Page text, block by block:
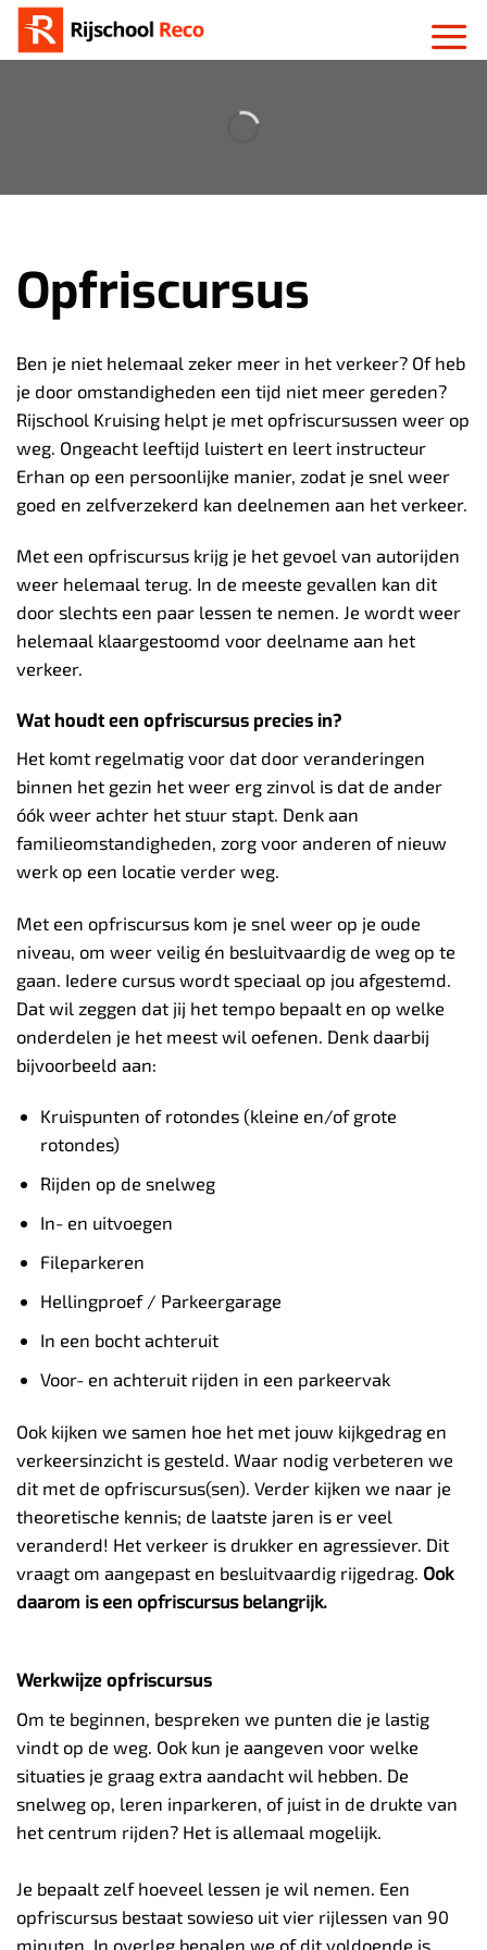
Ga
naar
Opfriscursus
Ben je niet helemaal zeker meer in het verkeer? Of heb
je door omstandigheden een tijd niet meer gereden?
Rijschool Kruising helpt je met opfriscursussen weer op
weg. Ongeacht leeftijd luistert en leert instructeur
Erhan op een persoonlijke manier, zodat je snel weer
goed en zelfverzekerd kan deelnemen aan het verkeer.
Met een opfriscursus krijg je het gevoel van autorijden
weer helemaal terug. In de meeste gevallen kan dit
door slechts een paar lessen te nemen. Je wordt weer
helemaal klaargestoomd voor deelname aan het
verkeer.
Wat houdt een opfriscursus precies in?
Het komt regelmatig voor dat door veranderingen
binnen het gezin het weer erg zinvol is dat de ander
óók weer achter het stuur stapt. Denk aan
familieomstandigheden, zorg voor anderen of nieuw
werk op een locatie verder weg.
Met een opfriscursus kom je snel weer op je oude
niveau, om weer veilig én besluitvaardig de weg op te
gaan. Iedere cursus wordt speciaal op jou afgestemd.
Dat wil zeggen dat jij het tempo bepaalt en op welke
onderdelen je het meest wil oefenen. Denk daarbij
bijvoorbeeld aan:
Kruispunten of rotondes (kleine en/of grote
rotondes)
Rijden op de snelweg
In- en uitvoegen
Fileparkeren
Hellingproef / Parkeergarage
In een bocht achteruit
Voor- en achteruit rijden in een parkeervak
Ook kijken we samen hoe het met jouw kijkgedrag en
verkeersinzicht is gesteld. Waar nodig verbeteren we
dit met de opfriscursus(sen). Verder kijken we naar je
theoretische kennis; de laatste jaren is er veel
veranderd! Het verkeer is drukker en agressiever. Dit
vraagt om aangepast en besluitvaardig rijgedrag. Ook
daarom is een opfriscursus belangrijk.
Werkwijze opfriscursus
Om te beginnen, bespreken we punten die je lastig
vindt op de weg. Ook kun je aangeven voor welke
situaties je graag extra aandacht wil hebben. De
snelweg op, leren inparkeren, of juist in de drukte van
het centrum rijden? Het is allemaal mogelijk.
Je bepaalt zelf hoeveel lessen je wil nemen. Een
opfriscursus bestaat sowieso uit vier rijlessen van 90
minuten. In overleg bepalen we of dit voldoende is.